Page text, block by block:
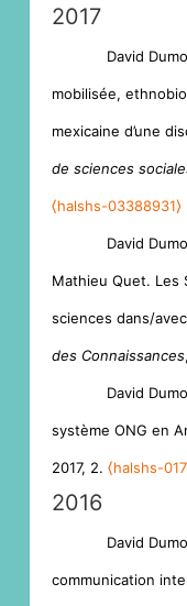
2017
David
mobilisée,
mexicaine d’une
de sciences
⟨halshs-03388931⟩
David
Mathieu Quet. Les
sciences dans/
des Connaissances
David
système ONG en
2017, 2. ⟨halshs-
2016
David
communication